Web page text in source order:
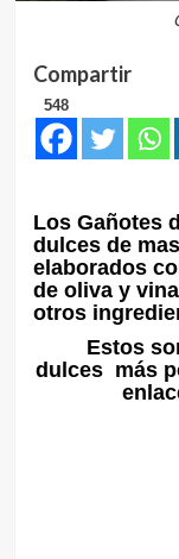
Compartir
548
Los Gañotes
dulces de
elaborados
de oliva y
otros
Estos
dulces más